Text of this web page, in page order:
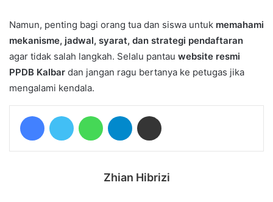
Namun, penting bagi orang tua dan siswa untuk memahami
mekanisme, jadwal, syarat, dan strategi pendaftaran
agar tidak salah langkah. Selalu pantau website resmi
PPDB Kalbar dan jangan ragu bertanya ke petugas jika
mengalami kendala.
Zhian Hibrizi